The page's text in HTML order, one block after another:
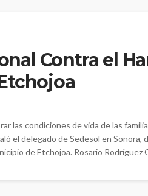
Contra el
las condiciones de vida de las
el delegado de Sedesol en
de Etchojoa. Rosario Rodríguez